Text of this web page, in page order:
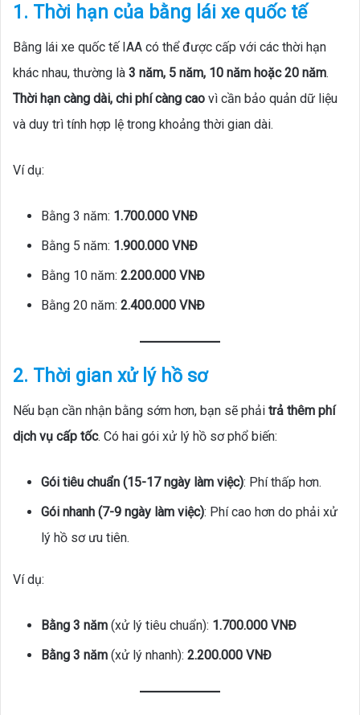
1. Thời hạn của bằng lái xe quốc tế
Bằng lái xe quốc tế IAA có thể được cấp với các thời hạn
khác nhau, thường là 3 năm, 5 năm, 10 năm hoặc 20 năm.
Thời hạn càng dài, chi phí càng cao vì cần bảo quản dữ liệu
và duy trì tính hợp lệ trong khoảng thời gian dài.
Ví dụ:
Bằng 3 năm: 1.700.000 VNĐ
Bằng 5 năm: 1.900.000 VNĐ
Bằng 10 năm: 2.200.000 VNĐ
Bằng 20 năm: 2.400.000 VNĐ
2. Thời gian xử lý hồ sơ
Nếu bạn cần nhận bằng sớm hơn, bạn sẽ phải trả thêm phí
dịch vụ cấp tốc. Có hai gói xử lý hồ sơ phổ biến:
Gói tiêu chuẩn (15-17 ngày làm việc): Phí thấp hơn.
Gói nhanh (7-9 ngày làm việc): Phí cao hơn do phải xử
lý hồ sơ ưu tiên.
Ví dụ:
Bằng 3 năm (xử lý tiêu chuẩn): 1.700.000 VNĐ
Bằng 3 năm (xử lý nhanh): 2.200.000 VNĐ